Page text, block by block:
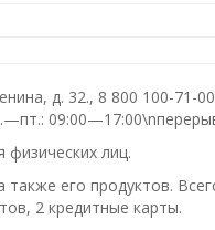
д. 32., 8 800 100-71-00
физических лиц.
также его продуктов.
2 кредитные карты.